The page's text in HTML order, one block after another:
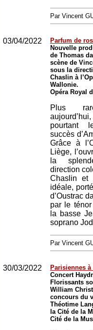
Par Vincent
03/04/2022
Parfum de
Nouvelle
de Thomas
scène de
sous la
Chaslin à
Wallonie.
Opéra Royal
Plus
pourtant
succès
Grâce à
Liège,
la
direction
Chaslin et
idéale,
d’Oustrac
par le
la basse
soprano
Par Vincent
30/03/2022
Parisiennes à
Concert
Florissants
William
concours du
Théotime
la Cité de la
Cité de la